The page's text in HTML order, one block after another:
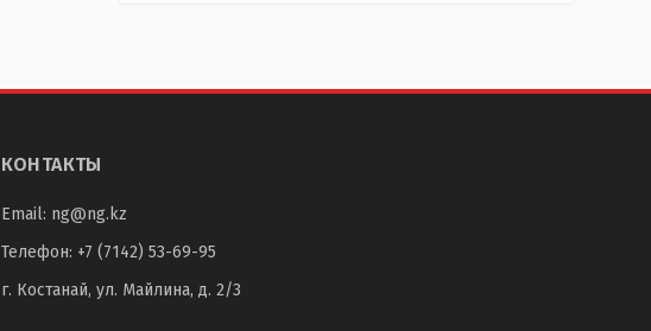
КОНТАКТЫ
Email: ng@ng.kz
Телефон: +7 (7142) 53-69-95
г. Костанай, ул. Майлина, д. 2/3